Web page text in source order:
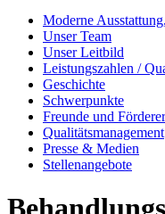
Moderne
Unser Team
Unser Leitbild
Leistungszahlen /
Geschichte
Schwerpunkte
Freunde und Förderer
Qualitätsmanagement
Presse & Medien
Stellenangebote